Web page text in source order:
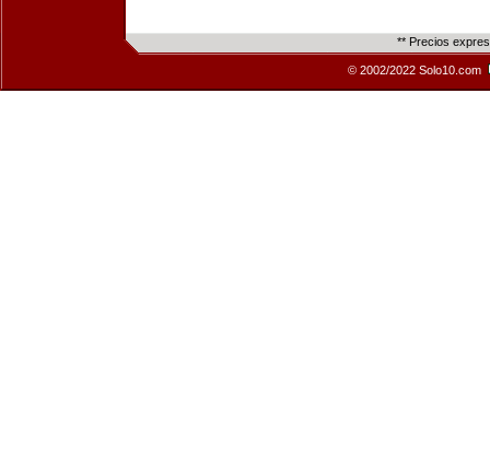
** Precios
© 2002/2022 Solo10.com